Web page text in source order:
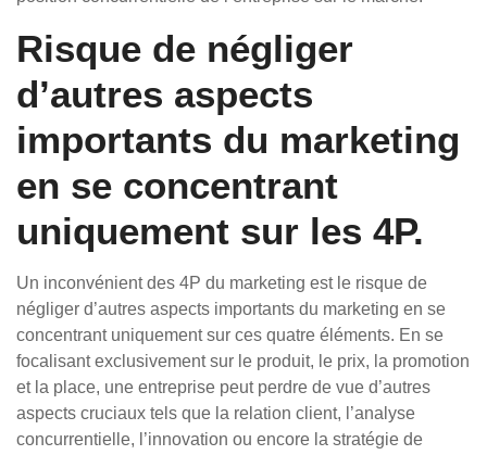
Risque de négliger
d’autres aspects
importants du marketing
en se concentrant
uniquement sur les 4P.
Un inconvénient des 4P du marketing est le risque de
négliger d’autres aspects importants du marketing en se
concentrant uniquement sur ces quatre éléments. En se
focalisant exclusivement sur le produit, le prix, la promotion
et la place, une entreprise peut perdre de vue d’autres
aspects cruciaux tels que la relation client, l’analyse
concurrentielle, l’innovation ou encore la stratégie de